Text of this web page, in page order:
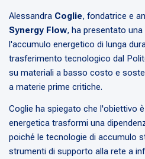
Alessandra Coglie, fondatrice e
Synergy Flow, ha presentato
l'accumulo energetico di lunga
trasferimento tecnologico dal
su materiali a basso costo e
a materie prime critiche.
Coglie ha spiegato che l'obiettivo
energetica trasformi una
poiché le tecnologie di accumulo
strumenti di supporto alla rete a